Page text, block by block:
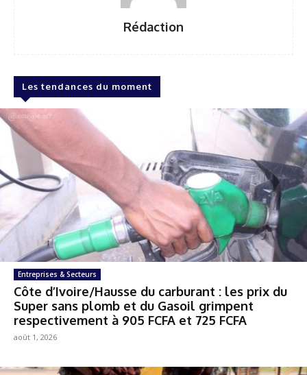
Rédaction
Les tendances du moment
Entreprises & Secteurs
Côte d’Ivoire/Hausse du carburant : les prix du
Super sans plomb et du Gasoil grimpent
respectivement à 905 FCFA et 725 FCFA
août 1, 2026